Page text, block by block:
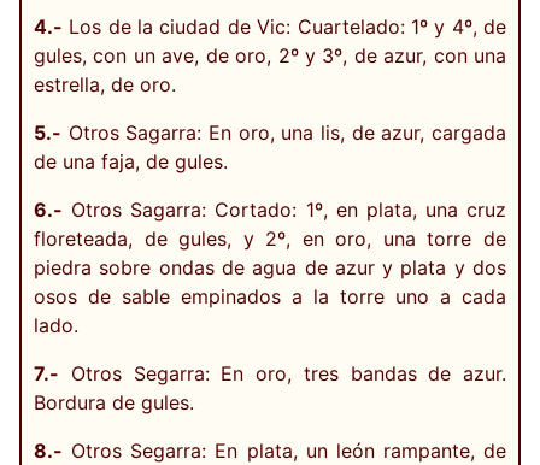
4.- Los de la ciudad de Vic: Cuartelado: 1º y 4º, de
gules, con un ave, de oro, 2º y 3º, de azur, con una
estrella, de oro.
5.- Otros Sagarra: En oro, una lis, de azur, cargada
de una faja, de gules.
6.- Otros Sagarra: Cortado: 1º, en plata, una cruz
floreteada, de gules, y 2º, en oro, una torre de
piedra sobre ondas de agua de azur y plata y dos
osos de sable empinados a la torre uno a cada
lado.
7.- Otros Segarra: En oro, tres bandas de azur.
Bordura de gules.
8.- Otros Segarra: En plata, un león rampante, de